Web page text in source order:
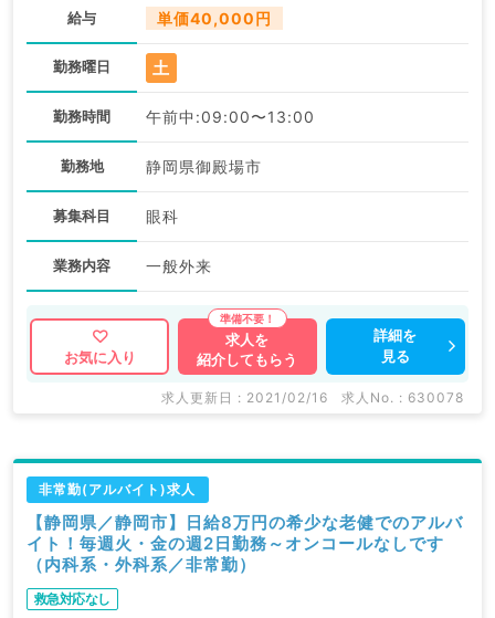
給与 単価40,000円
勤務曜日 土
勤務時間 午前中:09:00〜13:00
勤務地 静岡県御殿場市
募集科目 眼科
業務内容 一般外来
お気に入り
求人を
紹介してもらう
詳細を
見る
求人更新日 : 2021/02/16 求人No. : 630078
非常勤(アルバイト)求人
【静岡県／静岡市】日給8万円の希少な老健でのアルバ
イト！毎週火・金の週2日勤務～オンコールなしです
（内科系・外科系／非常勤）
救急対応なし